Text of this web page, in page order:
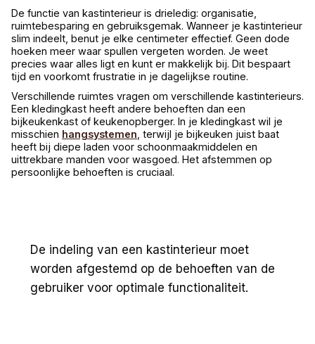
De functie van kastinterieur is drieledig: organisatie,
ruimtebesparing en gebruiksgemak. Wanneer je kastinterieur
slim indeelt, benut je elke centimeter effectief. Geen dode
hoeken meer waar spullen vergeten worden. Je weet
precies waar alles ligt en kunt er makkelijk bij. Dit bespaart
tijd en voorkomt frustratie in je dagelijkse routine.
Verschillende ruimtes vragen om verschillende kastinterieurs.
Een kledingkast heeft andere behoeften dan een
bijkeukenkast of keukenopberger. In je kledingkast wil je
misschien hangsystemen , terwijl je bijkeuken juist baat
heeft bij diepe laden voor schoonmaakmiddelen en
uittrekbare manden voor wasgoed. Het afstemmen op
persoonlijke behoeften is cruciaal.
De indeling van een kastinterieur moet
worden afgestemd op de behoeften van de
gebruiker voor optimale functionaliteit.